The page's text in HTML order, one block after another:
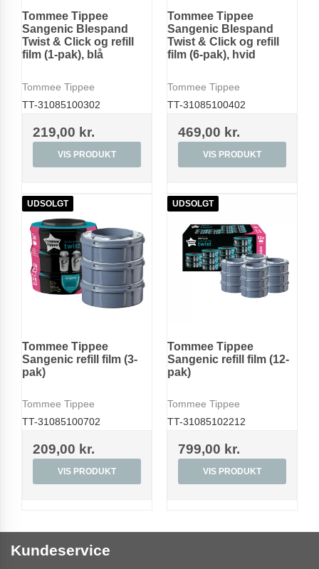
Tommee Tippee
Sangenic Blespand
Twist & Click og refill
film (1-pak), blå
Tommee Tippee
TT-31085100302
219,00 kr.
VIS PRODUKT
Tommee Tippee
Sangenic Blespand
Twist & Click og refill
film (6-pak), hvid
Tommee Tippee
TT-31085100402
469,00 kr.
VIS PRODUKT
UDSOLGT
Tommee Tippee
Sangenic refill film (3-
pak)
Tommee Tippee
TT-31085100702
209,00 kr.
VIS PRODUKT
UDSOLGT
Tommee Tippee
Sangenic refill film (12-
pak)
Tommee Tippee
TT-31085102212
799,00 kr.
VIS PRODUKT
Kundeservice